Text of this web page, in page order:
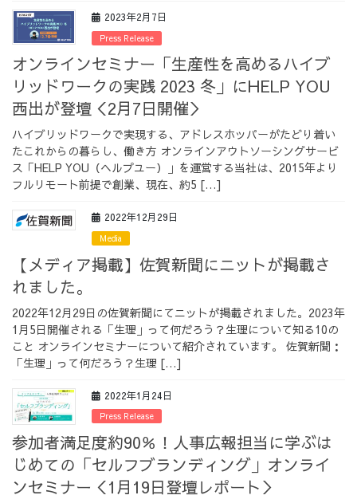
お問い合わせ
2023年2月7日
Press Release
オンラインセミナー「生産性を高めるハイブ
リッドワークの実践 2023 冬」にHELP YOU
西出が登壇＜2月7日開催＞
ハイブリッドワークで実現する、アドレスホッパーがたどり着い
たこれからの暮らし、働き方 オンラインアウトソーシングサービ
ス「HELP YOU（ヘルプユー）」を運営する当社は、2015年より
フルリモート前提で創業、現在、約5 […]
2022年12月29日
Media
【メディア掲載】佐賀新聞にニットが掲載さ
れました。
2022年12月29日の佐賀新聞にてニットが掲載されました。2023年
1月5日開催される「生理」って何だろう？生理について知る10の
こと オンラインセミナーについて紹介されています。 佐賀新聞：
「生理」って何だろう？生理 […]
2022年1月24日
Press Release
参加者満足度約90％！人事広報担当に学ぶは
じめての「セルフブランディング」オンライ
ンセミナー＜1月19日登壇レポート＞